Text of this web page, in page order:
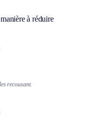
à réduire
recousant.